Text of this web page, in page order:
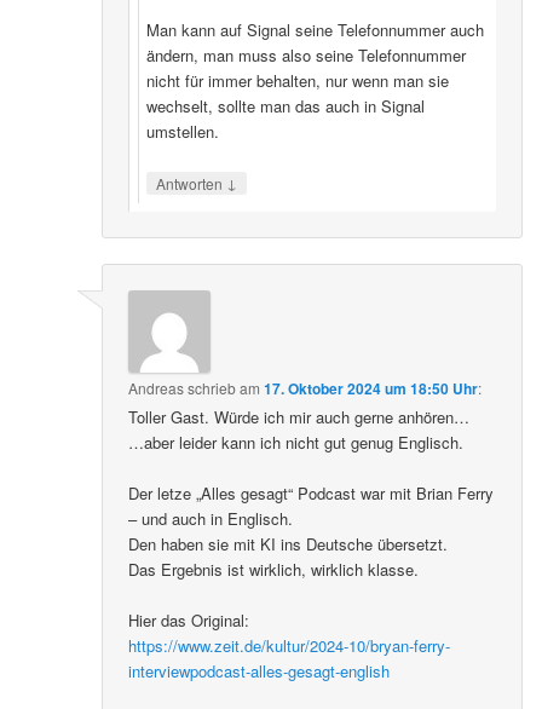
Man kann auf Signal seine Telefonnummer auch
ändern, man muss also seine Telefonnummer
nicht für immer behalten, nur wenn man sie
wechselt, sollte man das auch in Signal
umstellen.
Antworten ↓
Andreasschriebam17. Oktober 2024 um 18:50 Uhr:
Toller Gast. Würde ich mir auch gerne anhören…
…aber leider kann ich nicht gut genug Englisch.
Der letze „Alles gesagt“ Podcast war mit Brian Ferry
– und auch in Englisch.
Den haben sie mit KI ins Deutsche übersetzt.
Das Ergebnis ist wirklich, wirklich klasse.
Hier das Original:
https://www.zeit.de/kultur/2024-10/bryan-ferry-
interviewpodcast-alles-gesagt-english